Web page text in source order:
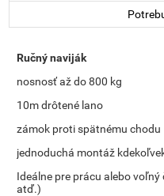
Ručný naviják
nosnosť až do 800 kg
10m drôtené lano
zámok proti spätnému chodu
jednoduchá montáž
Ideálne pre prácu alebo
atď.)